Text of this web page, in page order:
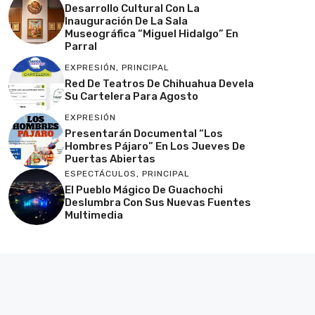
Desarrollo Cultural Con La
Inauguración De La Sala
Museográfica “Miguel Hidalgo” En
Parral
EXPRESIÓN, PRINCIPAL
Red De Teatros De Chihuahua Devela
Su Cartelera Para Agosto
EXPRESIÓN
Presentarán Documental “Los
Hombres Pájaro” En Los Jueves De
Puertas Abiertas
ESPECTÁCULOS, PRINCIPAL
El Pueblo Mágico De Guachochi
Deslumbra Con Sus Nuevas Fuentes
Multimedia